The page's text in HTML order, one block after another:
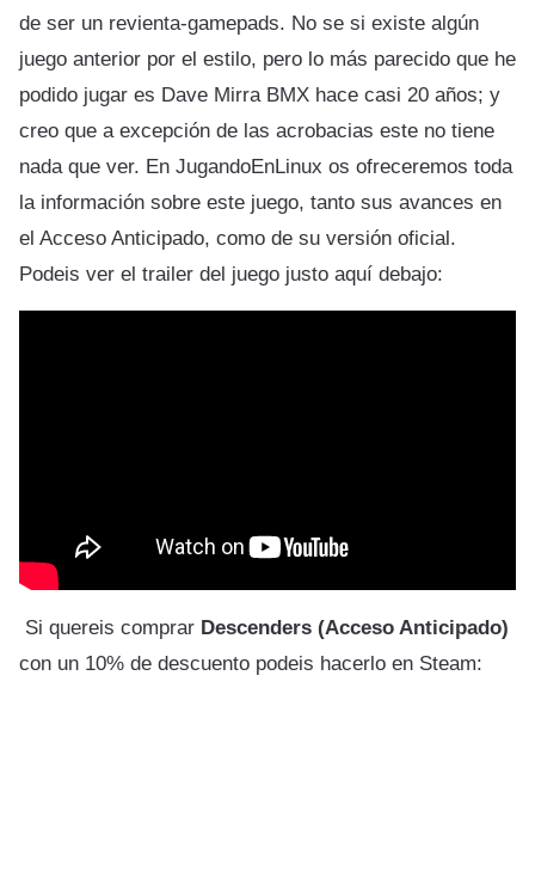
de ser un revienta-gamepads. No se si existe algún
juego anterior por el estilo, pero lo más parecido que he
podido jugar es Dave Mirra BMX hace casi 20 años; y
creo que a excepción de las acrobacias este no tiene
nada que ver. En JugandoEnLinux os ofreceremos toda
la información sobre este juego, tanto sus avances en
el Acceso Anticipado, como de su versión oficial.
Podeis ver el trailer del juego justo aquí debajo:
Si quereis comprar Descenders (Acceso Anticipado)
con un 10% de descuento podeis hacerlo en Steam: